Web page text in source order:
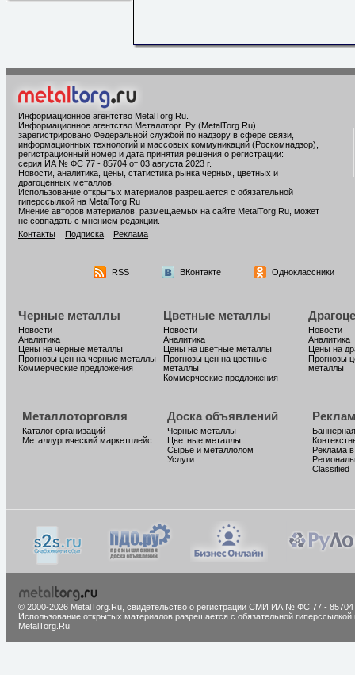
Информационное агентство MetalTorg.Ru
Информационное агентство Металлторг. Ру (MetalTorg.Ru)
зарегистрировано Федеральной службой по надзору в сфере связи,
информационных технологий и массовых коммуникаций (Роскомнадзор),
регистрационный номер и дата принятия решения о регистрации:
серия ИА № ФС 77 - 85704 от 03 августа 2023 г.
Новости, аналитика, цены, статистика рынка черных, цветных и
драгоценных металлов.
Использование открытых материалов разрешается с обязательной
гиперссылкой на MetalTorg.Ru
Мнение авторов материалов, размещаемых на сайте MetalTorg.Ru, может
не совпадать с мнением редакции.
Контакты
Подписка Реклама
RSS ВКонтакте Одноклассники
Черные металлы
Новости
Аналитика
Цены на черные металлы
Прогнозы цен на черные металлы
Коммерческие предложения
Цветные металлы
Новости
Аналитика
Цены на цветные металлы
Прогнозы цен на цветные
металлы
Коммерческие предложения
Новости
Аналитика
Цены на
Прогнозы
металлы
Металлоторговля
Каталог организаций
Металлургический маркетплейс
Доска объявлений
Черные металлы
Цветные металлы
Сырье и металлолом
Услуги
Реклама
Classified
© 2000-2026 MetalTorg.Ru, cвидетельство о регистрации СМИ ИА № ФС 77 - 85704
Использование открытых материалов разрешается с обязательной гиперссылкой
MetalTorg.Ru